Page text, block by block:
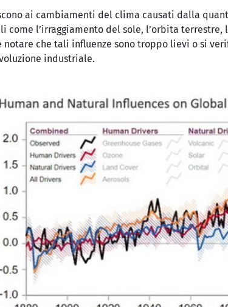
ai cambiamenti del clima causati dalla
l’irraggiamento del sole, l’orbita terrestre,
che tali influenze sono troppo lievi o si
industriale.